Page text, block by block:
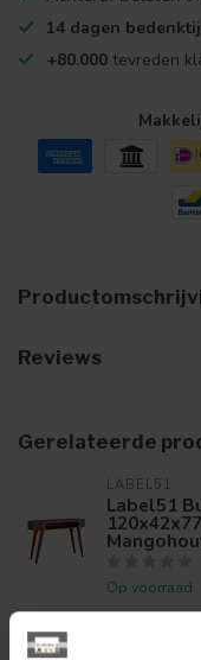
14 dagen
+80.000 tevreden
Reviews
Gerelateerde
LABEL51
Label51
Op voorraad